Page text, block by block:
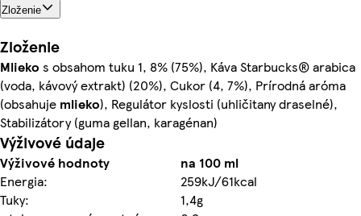
Zloženie
Zloženie
Mlieko s obsahom tuku 1, 8% (75%), Káva Starbucks® arabica
(voda, kávový extrakt) (20%), Cukor (4, 7%), Prírodná aróma
(obsahuje mlieko), Regulátor kyslosti (uhličitany draselné),
Stabilizátory (guma gellan, karagénan)
Výživové údaje
Výživové hodnoty
na 100 ml
Energia:
259kJ/61kcal
Tuky:
1,4g